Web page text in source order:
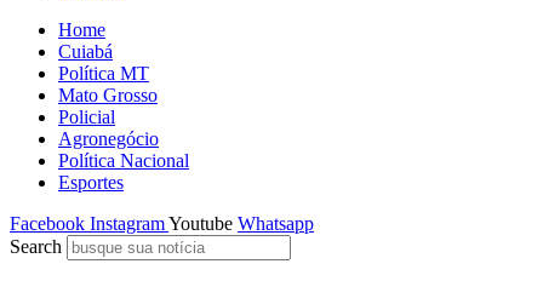
Home
Cuiabá
Política MT
Mato Grosso
Policial
Agronegócio
Política Nacional
Esportes
Facebook InstagramYoutube Whatsapp
Search